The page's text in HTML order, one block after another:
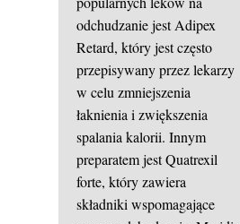
odchudzanie jest Adipex
Retard, który jest często
przepisywany przez lekarzy
w celu zmniejszenia
łaknienia i zwiększenia
spalania kalorii. Innym
preparatem jest Quatrexil
forte, który zawiera
składniki wspomagające